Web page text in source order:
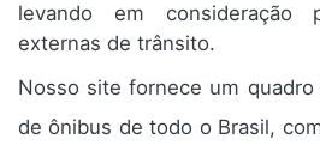
levando em consideração
externas de trânsito.
Nosso site fornece um quadro
de ônibus de todo o Brasil,